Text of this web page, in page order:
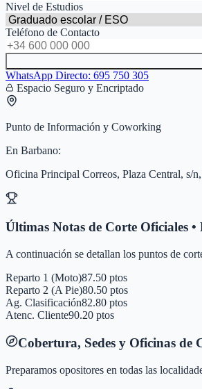
Nivel de Estudios
Teléfono de Contacto
WhatsApp Directo: 695 750 305
Espacio Seguro y Encriptado
Punto de Información y Coworking
En Barbano:
Oficina Principal Correos, Plaza Central, s/
Últimas Notas de Corte Oficiales •
A continuación se detallan los puntos de
Reparto 1 (Moto)87.50 ptos
Reparto 2 (A Pie)80.50 ptos
Ag. Clasificación82.80 ptos
Atenc. Cliente90.20 ptos
Cobertura, Sedes y Oficinas de
Preparamos opositores en todas las